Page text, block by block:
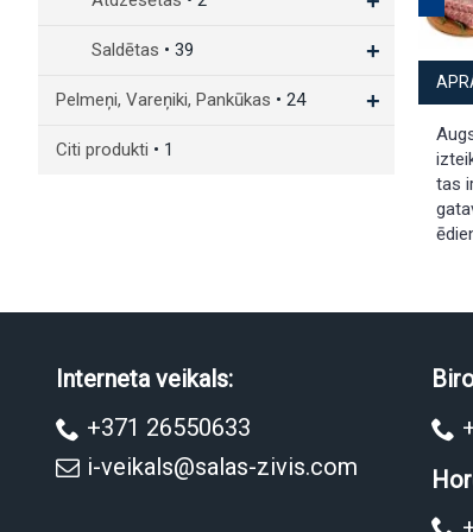
Saldētas • 39 +
Pelmeņi, Vareņiki, Pankūkas • 24 +
Citi produkti • 1
tas
Interneta veikals:
+371 26550633
i-veikals@salas-zivis.com